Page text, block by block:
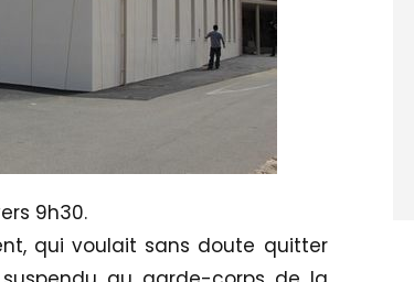
9h30.
qui voulait sans doute quitter